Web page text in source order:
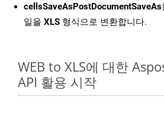
cellsSaveAsPostDocumentSaveAs
일을 XLS 형식으로 변환합니다.
WEB to XLS에 대한
API 활용 시작